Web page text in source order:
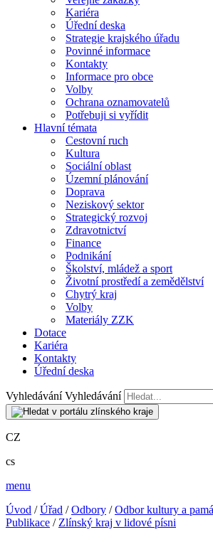
Kariéra
Úřední deska
Strategie krajského úřadu
Povinné informace
Kontakty
Informace pro obce
Volby
Ochrana oznamovatelů
Potřebuji si vyřídit
Hlavní témata
Cestovní ruch
Kultura
Sociální oblast
Územní plánování
Doprava
Neziskový sektor
Strategický rozvoj
Zdravotnictví
Finance
Podnikání
Školství, mládež a sport
Životní prostředí a zemědělství
Chytrý kraj
Volby
Materiály ZZK
Dotace
Kariéra
Kontakty
Úřední deska
Vyhledávání Vyhledávání
CZ
cs
menu
Úvod /Úřad /Odbory /Odbor kultury a
Publikace / Zlínský kraj v lidové písni